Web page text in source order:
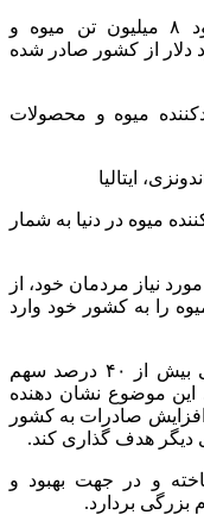
طبق آخرین آمار، در سال گذشته حدود ۸ میلیون تن میوه و
به ارزش ۵.۵ میلیارد دلار از کشور صادر شده
میوه و محصولات
ایتالیا
صادرکننده میوه در دنیا به شمار
نیاز مردمان خود، از
را به کشور خود وارد
جالب است که بدانید، کشور های اروپایی بیش از ۴۰ درصد سهم
این موضوع نشان دهنده
صادرات به کشور
دیگر هدف گذاری کند.
و در جهت بهبود و
بردارد.